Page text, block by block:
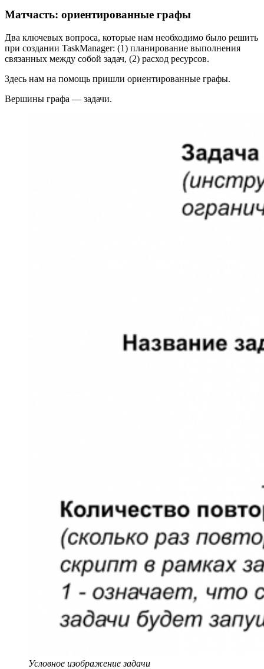
Матчасть: ориентированные графы
Два ключевых вопроса, которые нам необходимо было решить
при создании TaskManager: (1) планирование выполнения
связанных между собой задач, (2) расход ресурсов.
Здесь нам на помощь пришли ориентированные графы.
Вершины графа — задачи.
Условное изображение задачи